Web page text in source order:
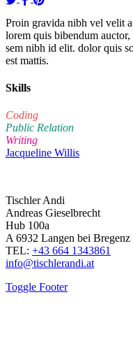
Proin gravida nibh vel velit
lorem quis bibendum
sem nibh id elit. dolor quis
est mattis.
Skills
Coding
Public Relation
Writing
Jacqueline Willis
Tischler Andi
Andreas Gieselbrecht
Hub 100a
A 6932 Langen bei Bregenz
TEL: +43 664 1343861
info@tischlerandi.at
Toggle Footer